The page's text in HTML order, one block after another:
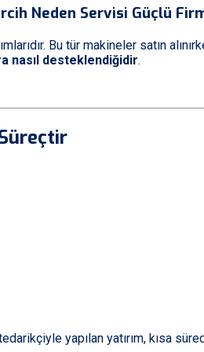
Neden Servisi Güçlü
Bu tür makineler satın
nasıl desteklendiğidir.
yapılan yatırım, kısa